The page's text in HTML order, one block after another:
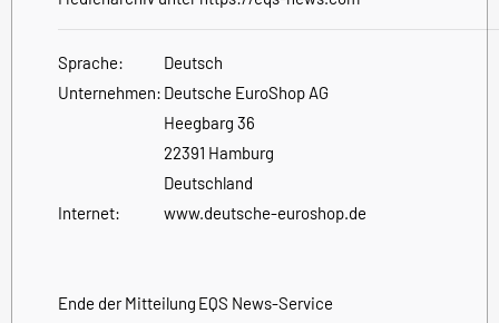
Sprache:
Deutsch
Unternehmen: Deutsche EuroShop AG
Heegbarg 36
22391 Hamburg
Deutschland
Internet:
www.deutsche-euroshop.de
Ende der Mitteilung EQS News-Service